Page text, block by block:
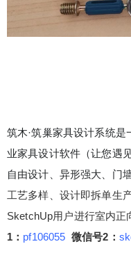
筑木·筑巢家具设计系统
业家具设计软件（让您遇
自由设计、异形强大、门
工艺多样、设计即拆单生
SketchUp用户进行室内
1： pf106055 微信号2：